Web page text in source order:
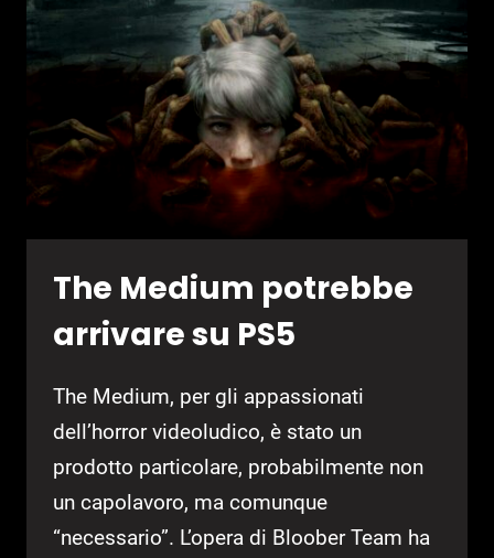
DUALSENSE
The Medium potrebbe
arrivare su PS5
The Medium, per gli appassionati
dell’horror videoludico, è stato un
prodotto particolare, probabilmente non
un capolavoro, ma comunque
“necessario”. L’opera di Bloober Team ha